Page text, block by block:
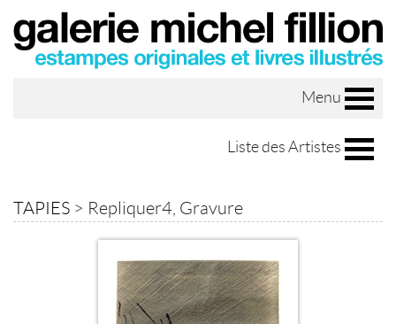
Menu
Liste des Artistes
TAPIES > Repliquer4, Gravure